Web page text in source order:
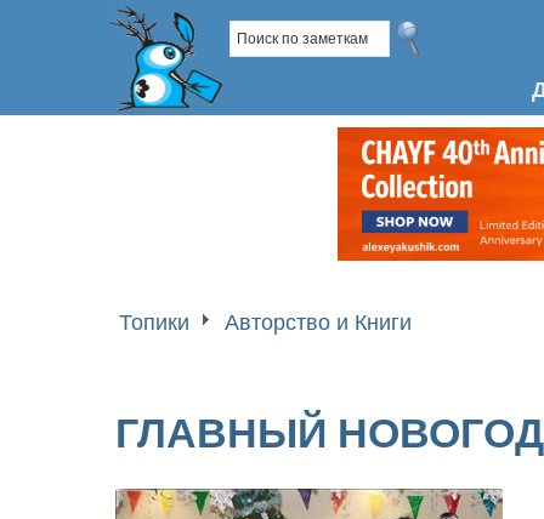
Топики Авторство и Книги
ГЛАВНЫЙ